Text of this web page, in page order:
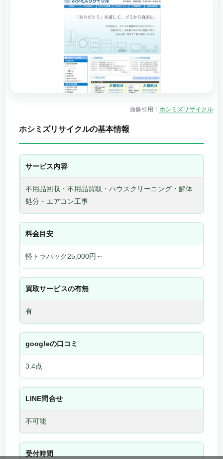
画像引用：ホシミズリサイクル
ホシミズリサイクルの基本情報
サービス内容
不用品回収・不用品買取・ハウスクリーニング・解体
処分・エアコン工事
料金目安
軽トラパック25,000円～
買取サービスの有無
有
googleの口コミ
3.4点
LINE問合せ
不可能
受付時間